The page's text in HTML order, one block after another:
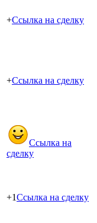
+Ссылка на сделку
+Ссылка на сделку
Ссылка на
сделку
+1Ссылка на сделку